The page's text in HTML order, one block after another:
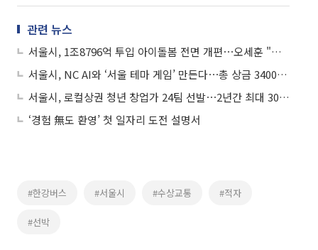
관련 뉴스
서울시, 1조8796억 투입 아이돌봄 전면 개편⋯오세훈 "선심성 정책 아니야"
서울시, NC AI와 ‘서울 테마 게임’ 만든다⋯총 상금 3400만원·후속 혜택 지원
서울시, 로컬상권 청년 창업가 24팀 선발⋯2년간 최대 3000만원 지원
‘경험 無도 환영’ 첫 일자리 도전 설명서
#한강버스 #서울시 #수상교통 #적자
#선박